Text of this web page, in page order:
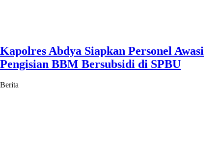
Kapolres Abdya Siapkan Personel Awasi
Pengisian BBM Bersubsidi di SPBU
Berita